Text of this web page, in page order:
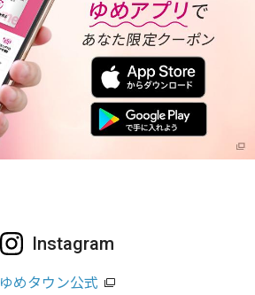
Instagram
ゆめタウン公式